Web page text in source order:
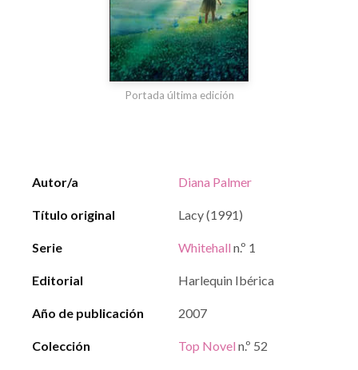
Autor/a Diana Palmer
Título original Lacy (1991)
Serie Whitehall n.º 1
Editorial Harlequin Ibérica
Año de publicación 2007
Colección Top Novel n.º 52
Portada última edición